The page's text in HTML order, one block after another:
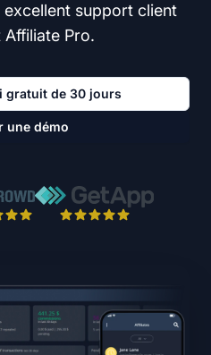
support client
Pro.
gratuit de 30 jours
une démo